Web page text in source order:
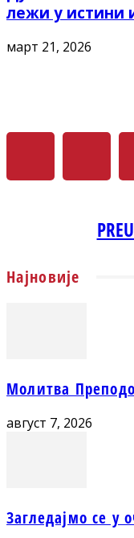
лежи у истини
март 21, 2026
Најновије
Молитва
август 7, 2026
Загледајмо се у